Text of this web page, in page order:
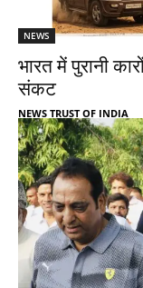
NEWS
भारत में पुरानी
संकट
NEWS TRUST OF INDIA